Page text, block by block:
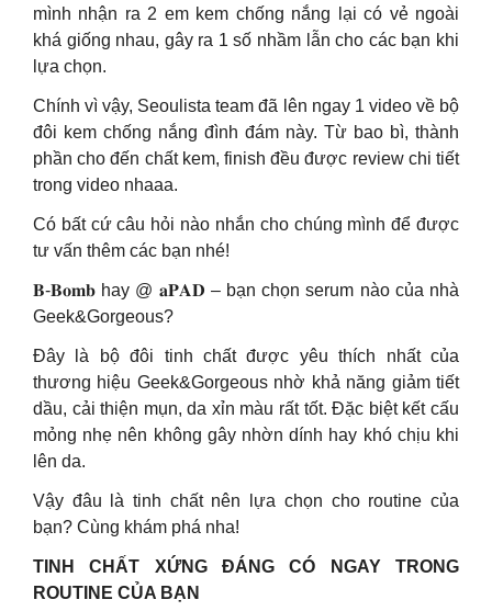
mình nhận ra 2 em kem chống nắng lại có vẻ ngoài
khá giống nhau, gây ra 1 số nhầm lẫn cho các bạn khi
lựa chọn.
Chính vì vậy, Seoulista team đã lên ngay 1 video về bộ
đôi kem chống nắng đình đám này. Từ bao bì, thành
phần cho đến chất kem, finish đều được review chi tiết
trong video nhaaa.
Có bất cứ câu hỏi nào nhắn cho chúng mình để được
tư vấn thêm các bạn nhé!
𝐁-𝐁𝐨𝐦𝐛 hay @ 𝐚𝐏𝐀𝐃 – bạn chọn serum nào của nhà
Geek&Gorgeous?
Đây là bộ đôi tinh chất được yêu thích nhất của
thương hiệu Geek&Gorgeous nhờ khả năng giảm tiết
dầu, cải thiện mụn, da xỉn màu rất tốt. Đặc biệt kết cấu
mỏng nhẹ nên không gây nhờn dính hay khó chịu khi
lên da.
Vậy đâu là tinh chất nên lựa chọn cho routine của
bạn? Cùng khám phá nha!
TINH CHẤT XỨNG ĐÁNG CÓ NGAY TRONG
ROUTINE CỦA BẠN